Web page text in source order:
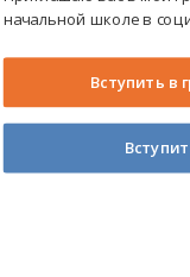
начальной школе в
Вступить в